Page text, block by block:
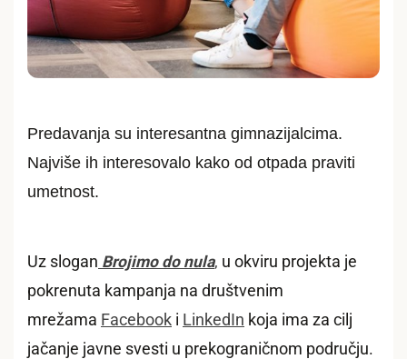
Predavanja su interesantna gimnazijalcima.
Najviše ih interesovalo kako od otpada praviti
umetnost.
Uz slogan Brojimo do nula, u okviru projekta je
pokrenuta kampanja na društvenim
mrežama Facebook i LinkedIn koja ima za cilj
jačanje javne svesti u prekograničnom području.